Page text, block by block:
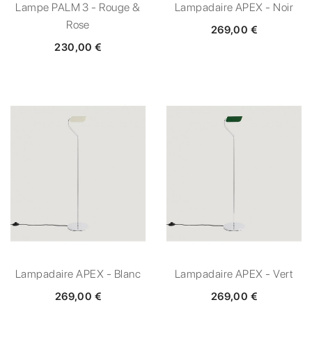
Lampe PALM 3 - Rouge &
Rose
230,00 €
Lampadaire APEX - Noir
269,00 €
Lampadaire APEX - Blanc
269,00 €
Lampadaire APEX - Vert
269,00 €